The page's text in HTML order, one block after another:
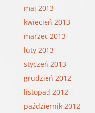
maj 2013
kwiecień 2013
marzec 2013
luty 2013
styczeń 2013
grudzień 2012
listopad 2012
październik 2012